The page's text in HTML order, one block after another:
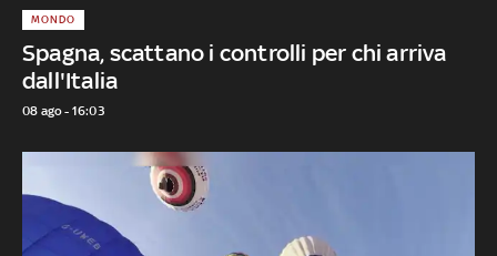
Spagna, scattano i controlli per chi arriva
dall'Italia
MONDO
08 ago - 16:03